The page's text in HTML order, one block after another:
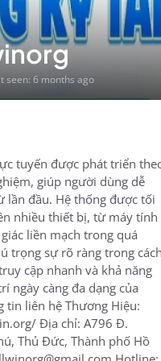
seen: 6 months ago
tuyến được phát triển
giúp người dùng dễ
lần đầu. Hệ thống được tối
nhiều thiết bị, từ máy tính
liền mạch trong quá
trọng sự rõ ràng trong
cập nhanh và khả năng
ngày càng đa dạng của
tin liên hệ Thương Hiệu:
Địa chỉ: A796 Đ.
Thủ Đức, Thành phố Hồ